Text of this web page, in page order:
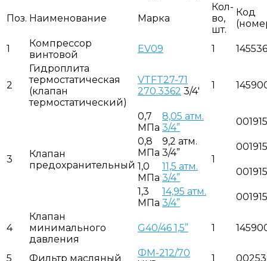
Поз. Наименование Марка
Кол-
во,
шт.
Код
1
Компрессор
винтовой
EV09 1
2
Гидроплита
термостатическая
(клапан
термостатический)
VTFT27-71
270.3362 3/4'
1
3
Клапан
предохранительный
0,7
МПа
8,05 атм.
3/4”
1
0,8
МПа
9,2 атм.
3/4”
1,0
МПа
11,5 атм.
3/4”
1,3
МПа
14,95 атм.
3/4”
4
Клапан
минимального
давления
G40/46 1,5” 1
5 Фильтр масляный
ФМ-212/70
1